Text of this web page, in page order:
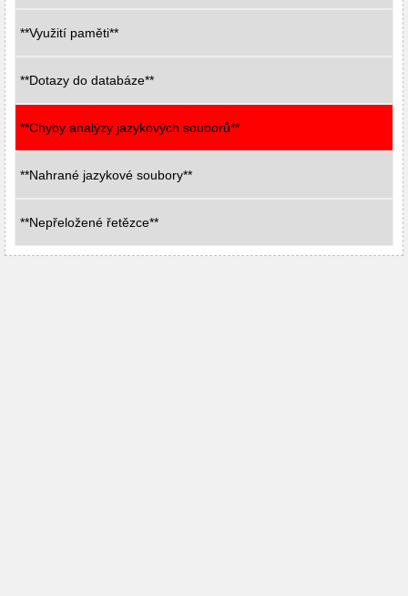
**Využití paměti**
**Dotazy do databáze**
**Chyby analýzy jazykových souborů**
**Nahrané jazykové soubory**
**Nepřeložené řetězce**